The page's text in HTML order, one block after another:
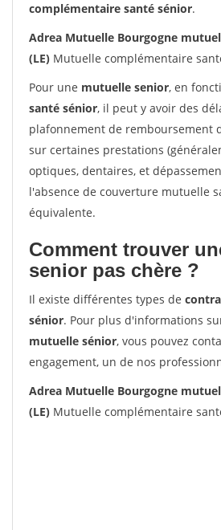
complémentaire santé sénior.
Adrea Mutuelle Bourgogne
(LE) Mutuelle complémentaire
Pour une mutuelle senior, en
santé sénior, il peut y avoir des
plafonnement de remboursement
sur certaines prestations
optiques, dentaires, et
l'absence de couverture mutuelle
équivalente.
Comment trouver
senior pas chère ?
Il existe différentes types de
sénior. Pour plus d'informations
mutuelle sénior, vous pouvez
engagement, un de nos
Adrea Mutuelle Bourgogne
(LE) Mutuelle complémentaire